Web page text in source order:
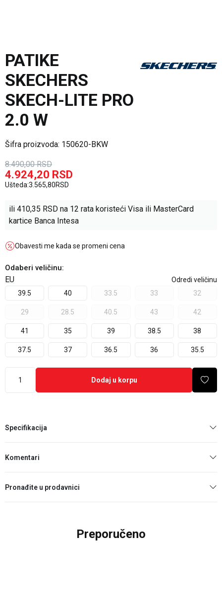
PATIKE
SKECHERS
SKECH-LITE PRO
2.0 W
Šifra proizvoda: 150620-BKW
8.490,00 RSD
4.924,20 RSD
Ušteda:3.565,80RSD
ili 410,35 RSD na 12 rata koristeći Visa ili MasterCard
kartice Banca Intesa
Obavesti me kada se promeni cena
Odaberi veličinu:
EU
Odredi veličinu
39.5
40 33.5 33 32
29 28.5 40.5 43 42
41 35 39 38.5 38
37.5 37 36.5 36 35.5
Dodaj u korpu
Specifikacija
Komentari
Pronađite u prodavnici
Preporučeno